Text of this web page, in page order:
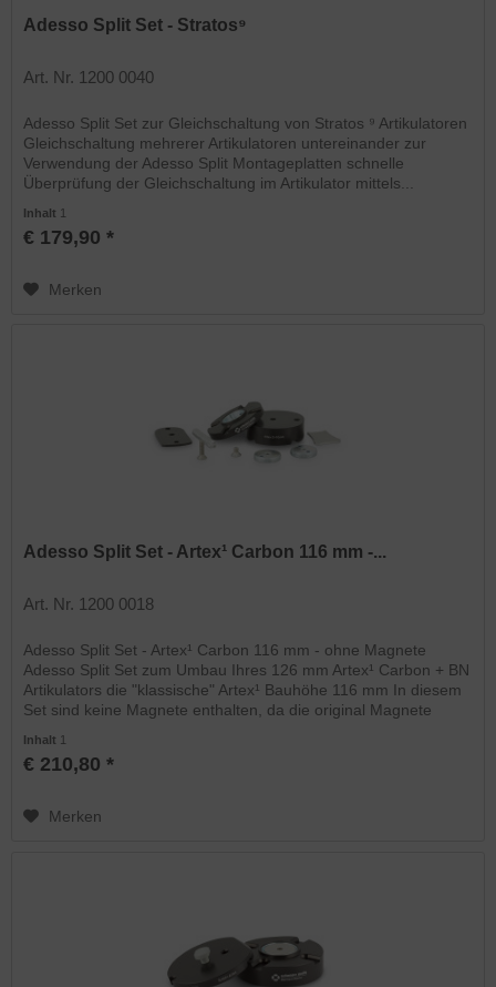
Adesso Split Set - Stratos⁹
Art. Nr. 1200 0040
Adesso Split Set zur Gleichschaltung von Stratos ⁹ Artikulatoren
Gleichschaltung mehrerer Artikulatoren untereinander zur
Verwendung der Adesso Split Montageplatten schnelle
Überprüfung der Gleichschaltung im Artikulator mittels...
Inhalt 1
€ 179,90 *
Merken
Adesso Split Set - Artex¹ Carbon 116 mm -...
Art. Nr. 1200 0018
Adesso Split Set - Artex¹ Carbon 116 mm - ohne Magnete
Adesso Split Set zum Umbau Ihres 126 mm Artex¹ Carbon + BN
Artikulators die "klassische" Artex¹ Bauhöhe 116 mm In diesem
Set sind keine Magnete enthalten, da die original Magnete
Inhalt 1
€ 210,80 *
Merken